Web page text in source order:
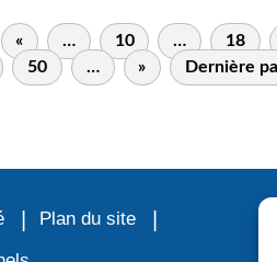
« … 10 … 18
50 … » Dernière
Plan du site